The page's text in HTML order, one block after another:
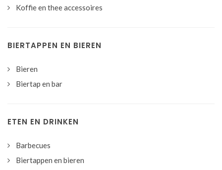
Koffie en thee accessoires
BIERTAPPEN EN BIEREN
Bieren
Biertap en bar
ETEN EN DRINKEN
Barbecues
Biertappen en bieren